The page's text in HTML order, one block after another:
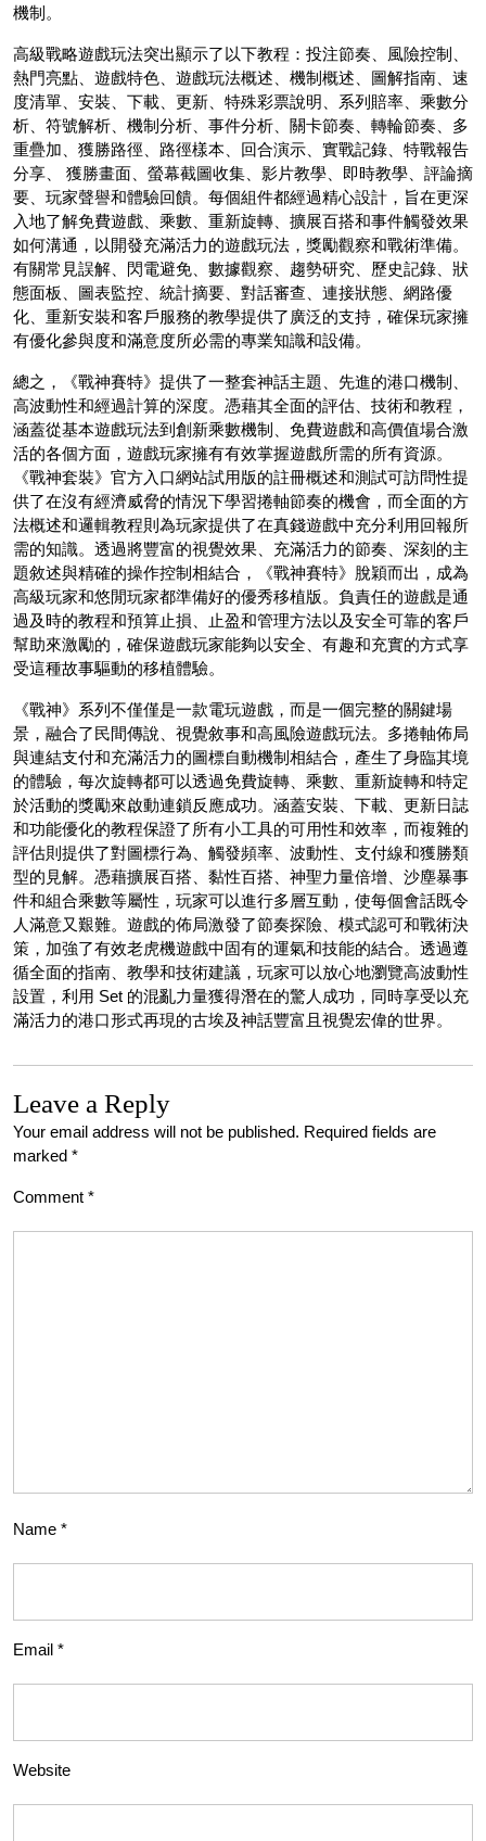
機制。
高級戰略遊戲玩法突出顯示了以下教程：投注節奏、風險控制、
熱門亮點、遊戲特色、遊戲玩法概述、機制概述、圖解指南、速
度清單、安裝、下載、更新、特殊彩票說明、系列賠率、乘數分
析、符號解析、機制分析、事件分析、關卡節奏、轉輪節奏、多
重疊加、獲勝路徑、路徑樣本、回合演示、實戰記錄、特戰報告
分享、 獲勝畫面、螢幕截圖收集、影片教學、即時教學、評論摘
要、玩家聲譽和體驗回饋。每個組件都經過精心設計，旨在更深
入地了解免費遊戲、乘數、重新旋轉、擴展百搭和事件觸發效果
如何溝通，以開發充滿活力的遊戲玩法，獎勵觀察和戰術準備。
有關常見誤解、閃電避免、數據觀察、趨勢研究、歷史記錄、狀
態面板、圖表監控、統計摘要、對話審查、連接狀態、網路優
化、重新安裝和客戶服務的教學提供了廣泛的支持，確保玩家擁
有優化參與度和滿意度所必需的專業知識和設備。
總之，《戰神賽特》提供了一整套神話主題、先進的港口機制、
高波動性和經過計算的深度。憑藉其全面的評估、技術和教程，
涵蓋從基本遊戲玩法到創新乘數機制、免費遊戲和高價值場合激
活的各個方面，遊戲玩家擁有有效掌握遊戲所需的所有資源。
《戰神套裝》官方入口網站試用版的註冊概述和測試可訪問性提
供了在沒有經濟威脅的情況下學習捲軸節奏的機會，而全面的方
法概述和邏輯教程則為玩家提供了在真錢遊戲中充分利用回報所
需的知識。透過將豐富的視覺效果、充滿活力的節奏、深刻的主
題敘述與精確的操作控制相結合，《戰神賽特》脫穎而出，成為
高級玩家和悠閒玩家都準備好的優秀移植版。負責任的遊戲是通
過及時的教程和預算止損、止盈和管理方法以及安全可靠的客戶
幫助來激勵的，確保遊戲玩家能夠以安全、有趣和充實的方式享
受這種故事驅動的移植體驗。
《戰神》系列不僅僅是一款電玩遊戲，而是一個完整的關鍵場
景，融合了民間傳說、視覺敘事和高風險遊戲玩法。多捲軸佈局
與連結支付和充滿活力的圖標自動機制相結合，產生了身臨其境
的體驗，每次旋轉都可以透過免費旋轉、乘數、重新旋轉和特定
於活動的獎勵來啟動連鎖反應成功。涵蓋安裝、下載、更新日誌
和功能優化的教程保證了所有小工具的可用性和效率，而複雜的
評估則提供了對圖標行為、觸發頻率、波動性、支付線和獲勝類
型的見解。憑藉擴展百搭、黏性百搭、神聖力量倍增、沙塵暴事
件和組合乘數等屬性，玩家可以進行多層互動，使每個會話既令
人滿意又艱難。遊戲的佈局激發了節奏探險、模式認可和戰術決
策，加強了有效老虎機遊戲中固有的運氣和技能的結合。透過遵
循全面的指南、教學和技術建議，玩家可以放心地瀏覽高波動性
設置，利用 Set 的混亂力量獲得潛在的驚人成功，同時享受以充
滿活力的港口形式再現的古埃及神話豐富且視覺宏偉的世界。
Leave a Reply
Your email address will not be published. Required fields are
marked *
Comment *
Name *
Email *
Website